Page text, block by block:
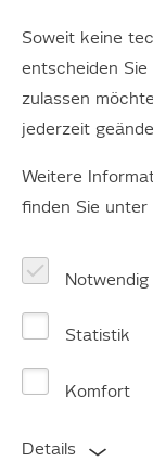
Schwerpunkt
durch sechs
Ein breites
höchsten
beim Bund um
Technologie-
Projektnamen
weiter
am
Soweit keine
entscheiden
zulassen
jederzeit
Weitere
finden Sie unter
Notwendig
Statistik
Komfort
Details